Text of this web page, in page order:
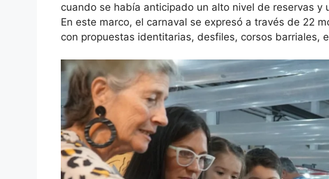
cuando se había anticipado un alto nivel de reservas
En este marco, el carnaval se expresó a través de 22
con propuestas identitarias, desfiles, corsos barriales,